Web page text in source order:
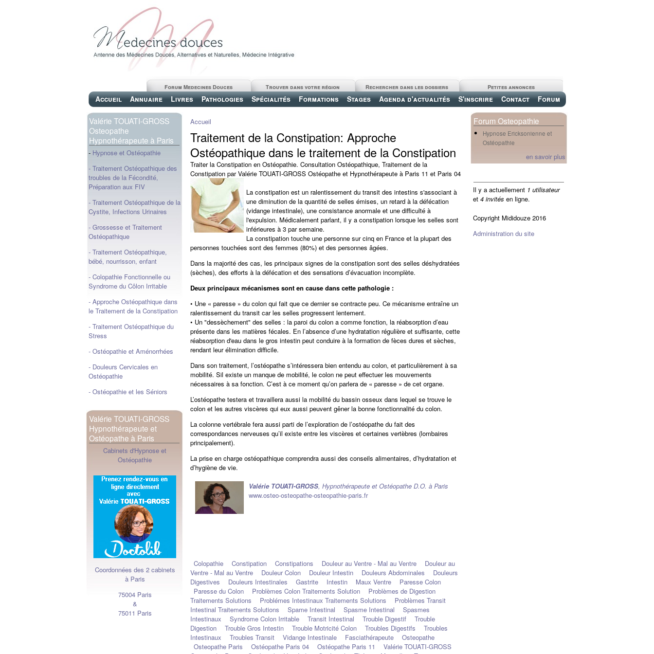
Accueil Annuaire Livres Pathologies Spécialités Formations Stages Agenda d'actualités S'inscrire Contact Forum
Petites annonces
Rechercher dans les dossiers
Trouver dans votre région
Forum Medecines Douces
Valérie TOUATI-GROSS
Osteopathe
Hypnothérapeute à Paris
- Hypnose et Ostéopathie
- Traitement Ostéopathique des
troubles de la Fécondité,
Préparation aux FIV
- Traitement Ostéopathique de la
Cystite, Infections Urinaires
- Grossesse et Traitement
Ostéopathique
- Traitement Ostéopathique,
bébé, nourrisson, enfant
- Colopathie Fonctionnelle ou
Syndrome du Côlon Irritable
- Approche Ostéopathique dans
le Traitement de la Constipation
- Traitement Ostéopathique du
Stress
- Ostéopathie et Aménorrhées
- Douleurs Cervicales en
Ostéopathie
- Ostéopathie et les Séniors
Valérie TOUATI-GROSS
Hypnothérapeute et
Ostéopathe à Paris
Cabinets d'Hypnose et
Ostéopathie
Coordonnées des 2 cabinets
à Paris
75004 Paris
&
75011 Paris
Accueil
Traitement de la Constipation: Approche
Ostéopathique dans le traitement de la Constipation
Traiter la Constipation en Ostéopathie. Consultation Ostéopathique, Traitement de la
Constipation par Valérie TOUATI-GROSS Ostéopathe et Hypnothérapeute à Paris 11 et Paris 04
La constipation est un ralentissement du transit des intestins s'associant à
une diminution de la quantité de selles émises, un retard à la défécation
(vidange intestinale), une consistance anormale et une difficulté à
l'expulsion. Médicalement parlant, il y a constipation lorsque les selles sont
inférieures à 3 par semaine.
La constipation touche une personne sur cinq en France et la plupart des
personnes touchées sont des femmes (80%) et des personnes âgées.
Dans la majorité des cas, les principaux signes de la constipation sont des selles déshydratées
(sèches), des efforts à la défécation et des sensations d’évacuation incomplète.
Deux principaux mécanismes sont en cause dans cette pathologie :
• Une « paresse » du colon qui fait que ce dernier se contracte peu. Ce mécanisme entraîne un
ralentissement du transit car les selles progressent lentement.
• Un "dessèchement" des selles : la paroi du colon a comme fonction, la réabsorption d’eau
présente dans les matières fécales. En l’absence d’une hydratation régulière et suffisante, cette
réabsorption d'eau dans le gros intestin peut conduire à la formation de fèces dures et sèches,
rendant leur élimination difficile.
Dans son traitement, l’ostéopathe s’intéressera bien entendu au colon, et particulièrement à sa
mobilité. Sil existe un manque de mobilité, le colon ne peut effectuer les mouvements
nécessaires à sa fonction. C’est à ce moment qu’on parlera de « paresse » de cet organe.
L’ostéopathe testera et travaillera aussi la mobilité du bassin osseux dans lequel se trouve le
colon et les autres viscères qui eux aussi peuvent gêner la bonne fonctionnalité du colon.
La colonne vertébrale fera aussi parti de l’exploration de l’ostéopathe du fait des
correspondances nerveuses qu’il existe entre les viscères et certaines vertèbres (lombaires
principalement).
La prise en charge ostéopathique comprendra aussi des conseils alimentaires, d’hydratation et
d’hygiène de vie.
Valérie TOUATI-GROSS, Hypnothérapeute et Ostéopathe D.O. à Paris
www.osteo-osteopathe-osteopathie-paris.fr
Colopathie Constipation Constipations Douleur au Ventre - Mal au Ventre
Douleur au
Ventre - Mal au Ventre
Douleur Colon Douleur Intestin Douleurs Abdominales
Douleurs
Digestives
Douleurs Intestinales Gastrite Intestin Maux Ventre
Paresse Colon
Paresse du Colon
Problèmes Colon Traitements Solution
Problèmes de Digestion
Traitements Solutions
Problémes Intestinaux Traitements Solutions
Problèmes Transit
Intestinal Traitements Solutions
Spame Intestinal Spasme Intestinal
Spasmes
Intestinaux
Syndrome Colon Irritable Transit Intestinal Trouble Digestif
Trouble
Digestion
Trouble Gros Intestin Trouble Motricité Colon Troubles Digestifs
Troubles
Intestinaux
Troubles Transit Vidange Intestinale Fasciathérapeute
Osteopathe
Osteopathe Paris
Ostéopathe Paris 04 Ostéopathe Paris 11
Valérie TOUATI-GROSS
Forum Osteopathie
Hypnose Ericksonienne et
Ostéopathie
en savoir plus
Il y a actuellement 1 utilisateur
et 4 invités en ligne.
Copyright Mididouze 2016
Administration du site